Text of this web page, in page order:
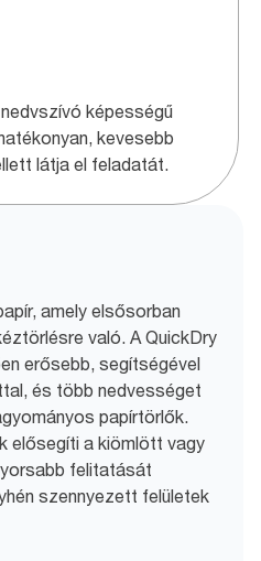
képességű
kevesebb
látja el feladatát.
amely elsősorban
való. A QuickDry
erősebb, segítségével
és több nedvességet
papírtörlők.
elősegíti a kiömlött vagy
felitatását
szennyezett felületek